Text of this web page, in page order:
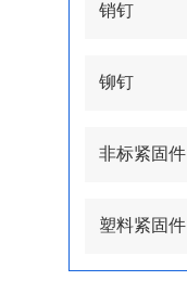
销钉
铆钉
非标紧固件
塑料紧固件